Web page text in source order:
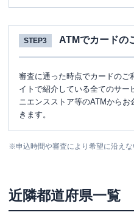
STEP3 ATMでカードの
審査に通った時点でカードのご
イトで紹介している全てのサー
ニエンスストア等のATMからお
きます。
※申込時間や審査により希望に沿えな
近隣都道府県一覧